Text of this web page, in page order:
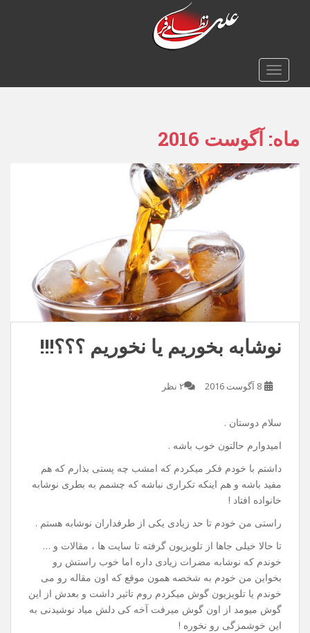
o
TOGGLE NAVIGATION
ماه:آگوست 2016
نوشابه بخوریم یا نخوریم ؟؟؟!!!
8 آگوست 2016 ۲ نظر
سلام دوستان .
امیدوارم حالتون خوب باشه .
داشتم با خودم فکر میکردم که امشب چه پستی بذارم که هم
مفید باشه و هم اینکه تکراری نباشه که چشمم به بطری نوشابه
خانواده افتاد !
راستی من خودم تا حد زیادی یکی از طرفداران نوشابه هستم .
تا حالا خیلی جاها از تلویزیون گرفته تا سایت ها ، مقالات و …
خوندم که نوشابه مضرات زیادی داره اما خوب راستش رو
بخواین من خودم به شخصه همون موقع که اون مقاله رو می
خوندم یا تلویزیون گوش میکردم روم تاثیر داشت و بعدش از این
گوش میومد از اون گوش میرفت آخه کی دلش میاد نوشیدنی به
این خوشمزگی رو نخوره !